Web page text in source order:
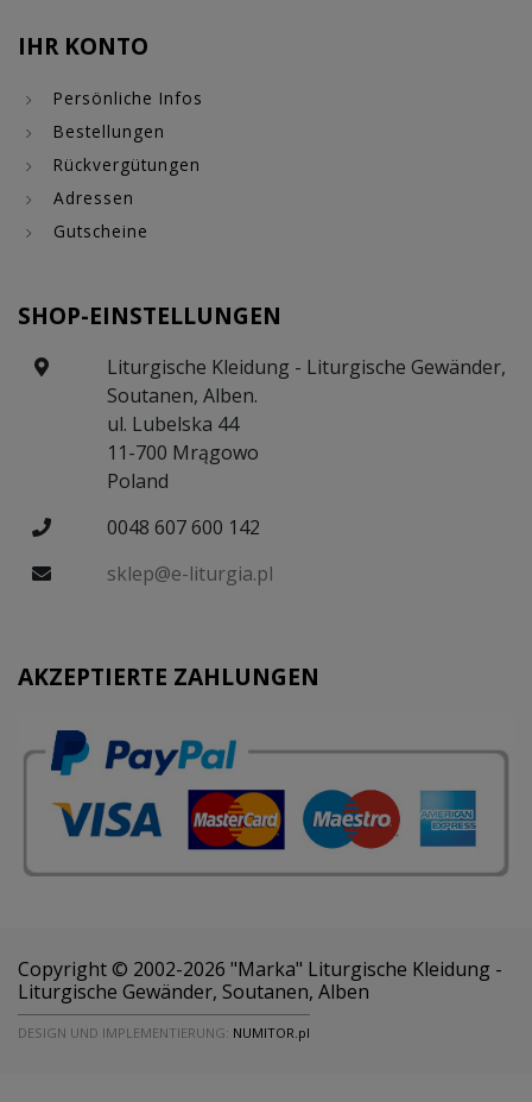
IHR KONTO
Persönliche Infos
Bestellungen
Rückvergütungen
Adressen
Gutscheine
SHOP-EINSTELLUNGEN
Liturgische Kleidung - Liturgische Gewänder,
Soutanen, Alben.
ul. Lubelska 44
11-700 Mrągowo
Poland
0048 607 600 142
sklep@e-liturgia.pl
AKZEPTIERTE ZAHLUNGEN
Copyright © 2002-2026 "Marka" Liturgische Kleidung -
Liturgische Gewänder, Soutanen, Alben
DESIGN UND IMPLEMENTIERUNG: NUMITOR.pl